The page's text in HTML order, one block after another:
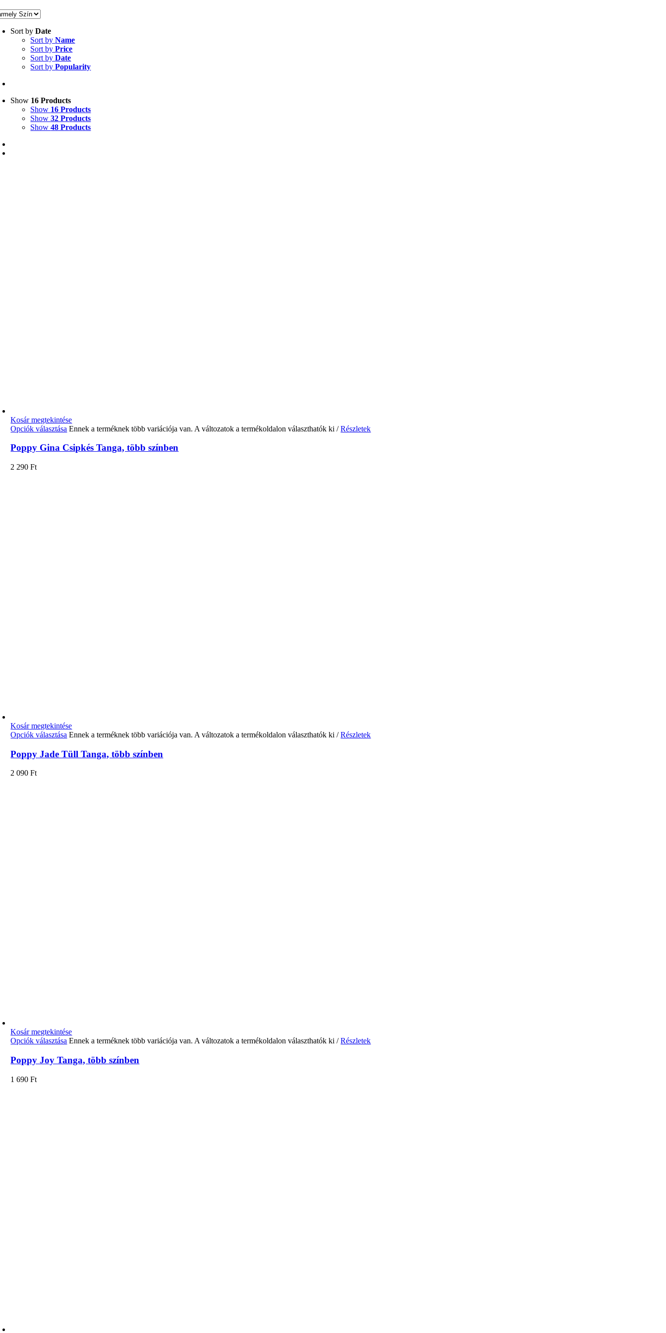
Sort byDate
Sort byName
Sort byPrice
Sort byDate
Sort byPopularity
Show 16 Products
Show 16 Products
Show32 Products
Show48 Products
Kosár megtekintése
Opciók választása Ennek a terméknek több variációja van. A változatok a termékoldalon választhatók ki/ Részletek
Poppy Gina Csipkés Tanga, több színben
2 290Ft
Kosár megtekintése
Opciók választása Ennek a terméknek több variációja van. A változatok a termékoldalon választhatók ki/ Részletek
Poppy Jade Tüll Tanga, több színben
2 090Ft
Kosár megtekintése
Opciók választása Ennek a terméknek több variációja van. A változatok a termékoldalon választhatók ki/ Részletek
Poppy Joy Tanga, több színben
1 690Ft